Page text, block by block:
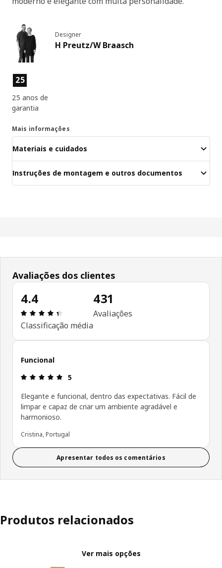
Designer
H Preutz/W Braasch
Características dos produtos
25
25 anos de
garantia
Mais informações
Materiais e cuidados
Instruções de montagem e outros documentos
Avaliações dos clientes
4.4
Avaliações: 4.4 de 5 estrelas. Total de
Classificação média
431
Avaliações
Funcional
Avaliações: 5 de 5 estrelas.
5
Elegante e funcional, dentro das expectativas. Fácil de
limpar e capaz de criar um ambiente agradável e
harmonioso.
Cristina, Portugal
Apresentar todos os comentários
Produtos relacionados
Ver mais opções